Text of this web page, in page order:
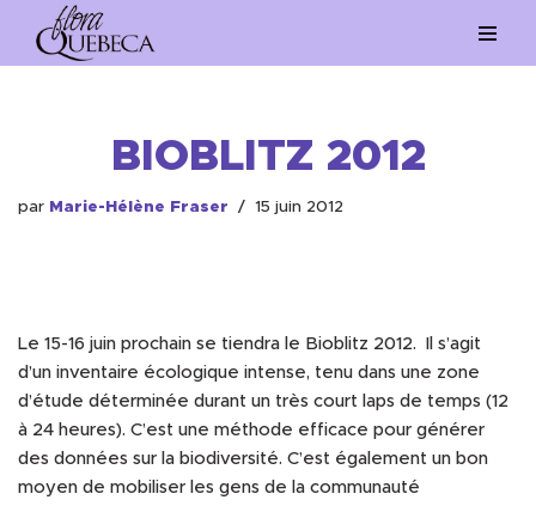
Aller
BIOBLITZ 2012
par Marie-Hélène Fraser 15 juin 2012
Le 15-16 juin prochain se tiendra le Bioblitz 2012. Il s’agit
d’un inventaire écologique intense, tenu dans une zone
d’étude déterminée durant un très court laps de temps (12
à 24 heures). C’est une méthode efficace pour générer
des données sur la biodiversité. C’est également un bon
moyen de mobiliser les gens de la communauté